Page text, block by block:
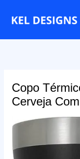
para
conteúdo
Copo
Cerveja